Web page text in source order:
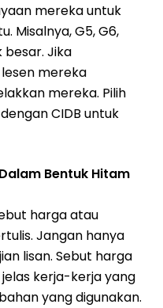
mereka untuk
Misalnya, G5, G6,
besar. Jika
mereka
mereka. Pilih
CIDB untuk
Bentuk Hitam
harga atau
Jangan hanya
lisan. Sebut harga
kerja-kerja yang
yang digunakan.